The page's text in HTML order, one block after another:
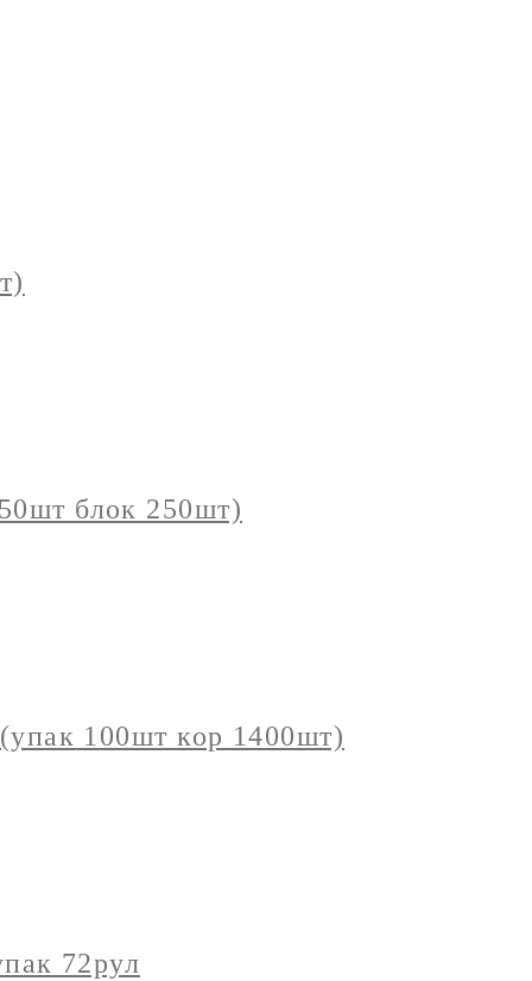
блок 250шт)
100шт кор 1400шт)
72рул